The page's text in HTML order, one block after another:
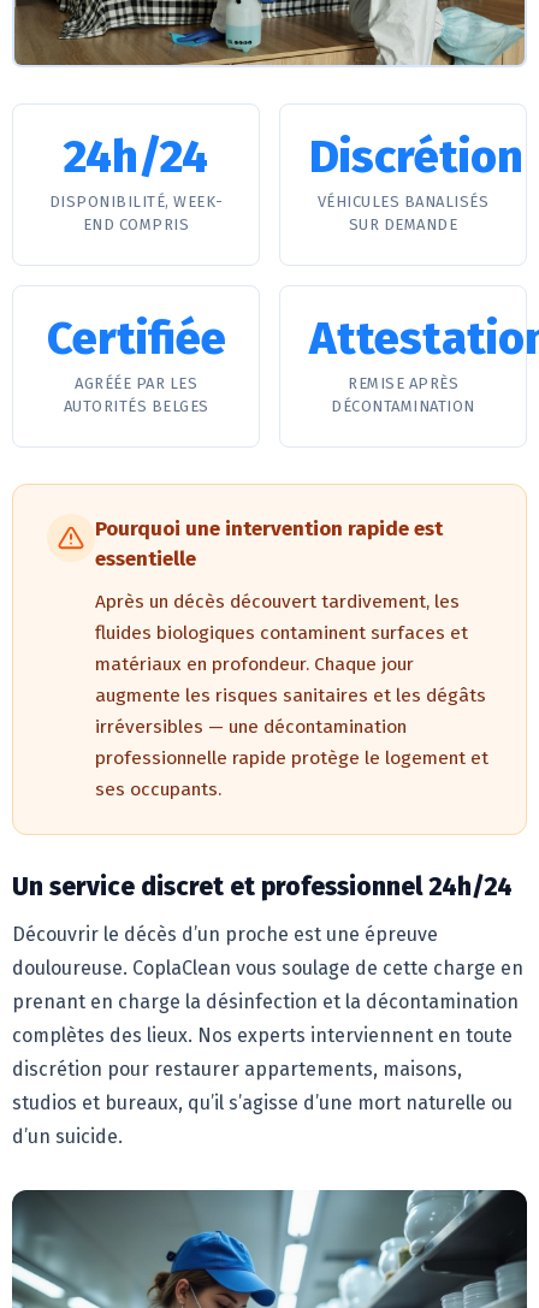
24h/24
DISPONIBILITÉ, WEEK-
END COMPRIS
Discrétion
VÉHICULES BANALISÉS
SUR DEMANDE
Certifiée
AGRÉÉE PAR LES
AUTORITÉS BELGES
REMISE APRÈS
DÉCONTAMINATION
Pourquoi une intervention rapide est
essentielle
Après un décès découvert tardivement, les
fluides biologiques contaminent surfaces et
matériaux en profondeur. Chaque jour
augmente les risques sanitaires et les dégâts
irréversibles — une décontamination
professionnelle rapide protège le logement et
ses occupants.
Un service discret et professionnel 24h/24
Découvrir le décès d’un proche est une épreuve
douloureuse. CoplaClean vous soulage de cette charge en
prenant en charge la désinfection et la décontamination
complètes des lieux. Nos experts interviennent en toute
discrétion pour restaurer appartements, maisons,
studios et bureaux, qu’il s’agisse d’une mort naturelle ou
d’un suicide.